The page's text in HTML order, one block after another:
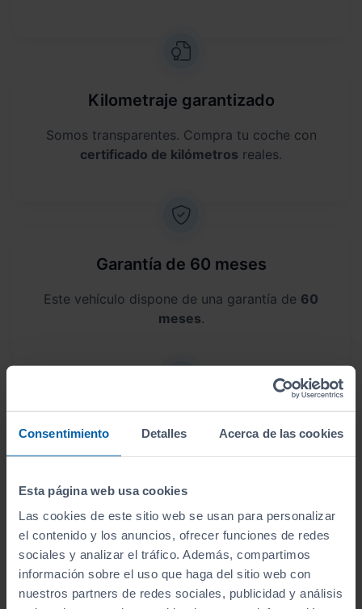
Consentimiento Detalles Acerca de las cookies
Esta página web usa cookies
Las cookies de este sitio web se usan para personalizar
el contenido y los anuncios, ofrecer funciones de redes
sociales y analizar el tráfico. Además, compartimos
información sobre el uso que haga del sitio web con
nuestros partners de redes sociales, publicidad y análisis
Kilometraje garantizado
Somos transparentes. Compra tu coche con
certificado de kilómetros reales.
Garantía de 60 meses
Este vehículo dispone de una garantía de 60
meses.
Envío a domicilio
de lo que crees, lo tendrás en tus manos.
Aceptamos tu coche como parte del